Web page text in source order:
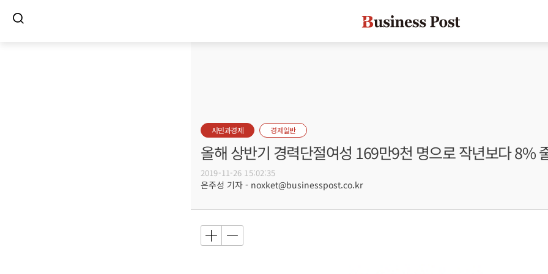
시민과경제 경제일반
올해 상반기 경력단절여성 169만9천 명으로 작년보다 8%
2019-11-26 15:02:35
은주성 기자 - noxket@businesspost.co.kr